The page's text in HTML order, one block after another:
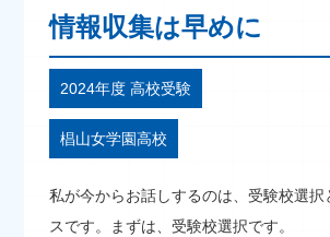
情報収集は早めに
2024年度 高校受験
椙山女学園高校
私が今からお話しするのは、受験校選択
スです。まずは、受験校選択です。